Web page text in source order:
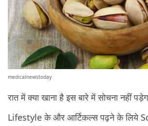
medicalnewstoday
रात में क्या खाना है इस बारे में सोचना नहीं
Lifestyle के और आर्टिकल्स पढ़ने के लिये